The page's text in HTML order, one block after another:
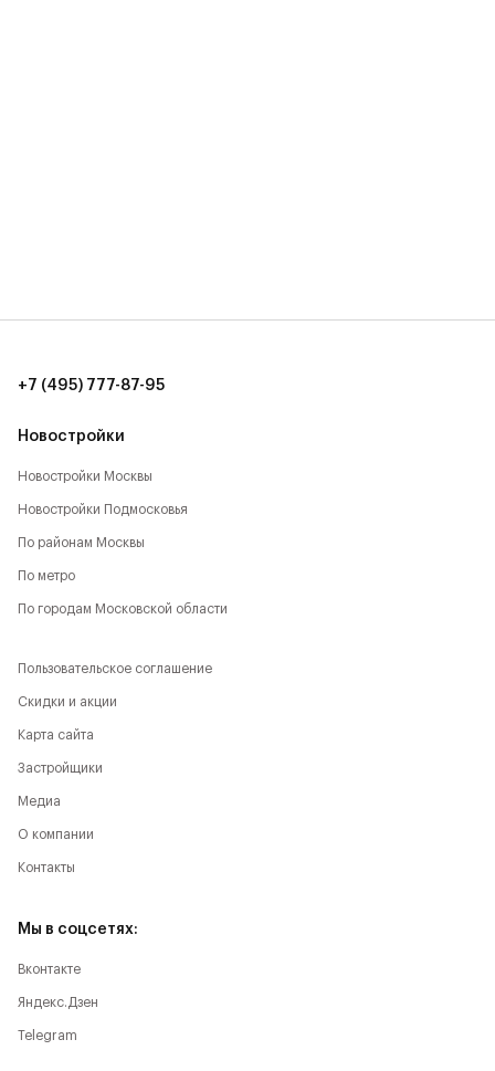
Новостройки
Новостройки Москвы
Новостройки Подмосковья
По районам Москвы
По метро
По городам Московской области
+7 (495) 777-87-95
Пользовательское соглашение
Скидки и акции
Карта сайта
Застройщики
Медиа
О компании
Контакты
Мы в соцсетях:
Вконтакте
Яндекс.Дзен
Telegram